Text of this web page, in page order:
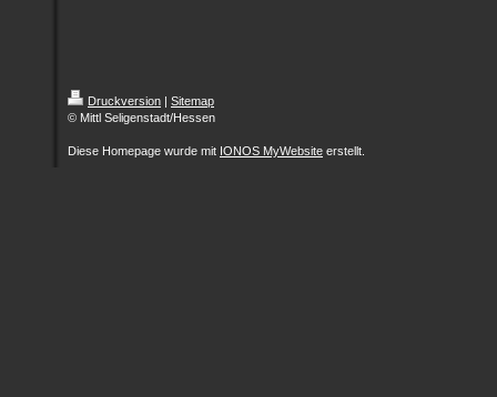
Druckversion | Sitemap
© Mittl Seligenstadt/Hessen
Diese Homepage wurde mit IONOS MyWebsite erstellt.